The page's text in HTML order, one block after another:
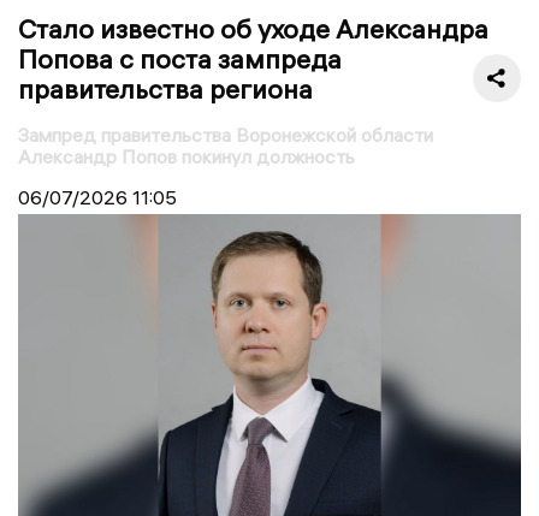
Стало известно об уходе Александра
Попова с поста зампреда
правительства региона
Зампред правительства Воронежской области
Александр Попов покинул должность
06/07/2026 11:05